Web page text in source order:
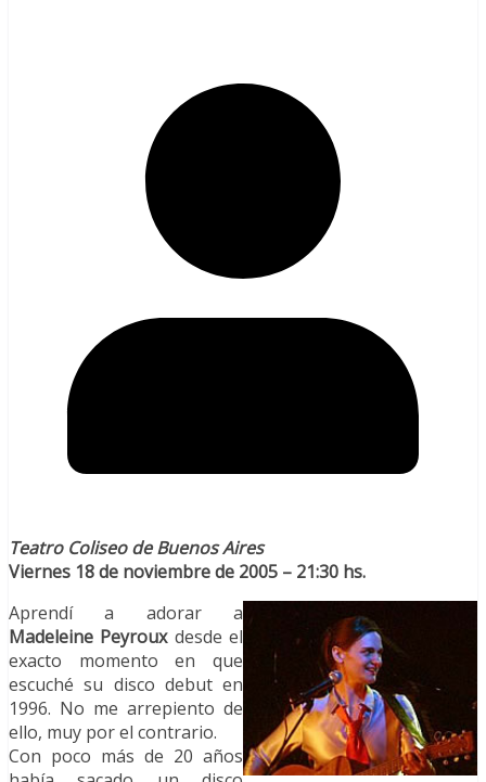
Teatro Coliseo de Buenos Aires
Viernes 18 de noviembre de 2005 – 21:30 hs.
Aprendí a adorar a
Madeleine Peyrouxdesde el
exacto momento en que
escuché su disco debut en
1996. No me arrepiento de
ello, muy por el contrario.
Con poco más de 20 años